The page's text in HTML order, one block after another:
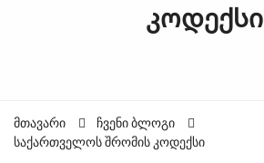
კოდექსი
მთავარი
ჩვენი ბლოგი
საქართველოს შრომის კოდექსი